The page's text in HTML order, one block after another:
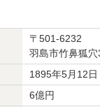
ますが、終始ご理
上げます。
様と猫さんのこれ
助となれば幸いで
部位もあるとのお
ただけましたらす
〒501-6232
羽島市竹鼻狐
1895年5月12日
6億円